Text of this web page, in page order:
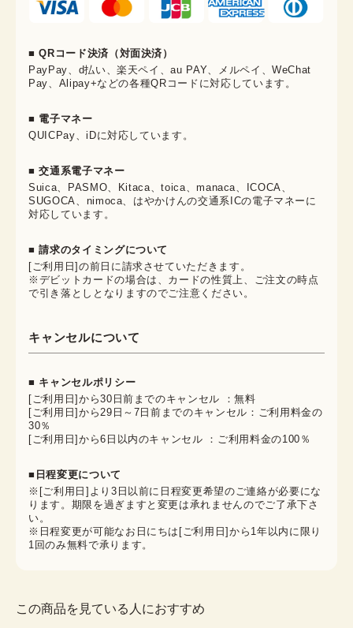
■ QRコード決済（対面決済）
PayPay、d払い、楽天ペイ、au PAY、メルペイ、WeChat
Pay、Alipay+などの各種QRコードに対応しています。
■ 電子マネー
QUICPay、iDに対応しています。
■ 交通系電子マネー
Suica、PASMO、Kitaca、toica、manaca、ICOCA、
SUGOCA、nimoca、はやかけんの交通系ICの電子マネーに
対応しています。
■ 請求のタイミングについて
[ご利用日]の前日に請求させていただきます。
※デビットカードの場合は、カードの性質上、ご注文の時点
で引き落としとなりますのでご注意ください。
キャンセルについて
■ キャンセルポリシー
[ご利用日]から30日前までのキャンセル ：無料
[ご利用日]から29日～7日前までのキャンセル：ご利用料金の
30％
[ご利用日]から6日以内のキャンセル ：ご利用料金の100％
■日程変更について
※[ご利用日]より3日以前に日程変更希望のご連絡が必要にな
ります。期限を過ぎますと変更は承れませんのでご了承下さ
い。
※日程変更が可能なお日にちは[ご利用日]から1年以内に限り
1回のみ無料で承ります。
この商品を見ている人におすすめ